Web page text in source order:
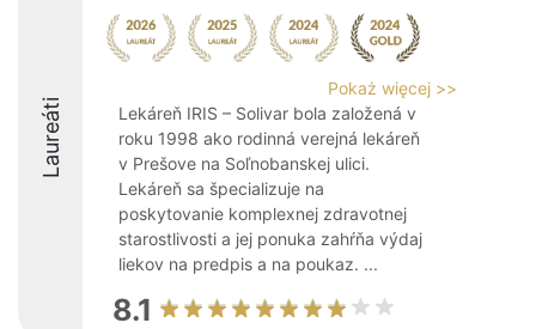
Laureáti
Pokaż więcej >>
Lekáreň IRIS – Solivar bola založená v
roku 1998 ako rodinná verejná lekáreň
v Prešove na Soľnobanskej ulici.
Lekáreň sa špecializuje na
poskytovanie komplexnej zdravotnej
starostlivosti a jej ponuka zahŕňa výdaj
liekov na predpis a na poukaz. ...
8.1